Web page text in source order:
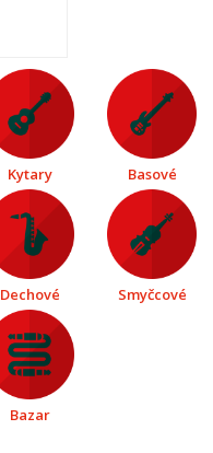
Kytary Basové
Dechové Smyčcové
Bazar